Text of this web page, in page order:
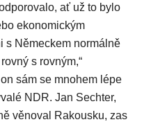
ať už to bylo
ekonomickým
s Německem normálně
s rovným,“
sám se mnohem lépe
NDR. Jan Sechter,
věnoval Rakousku, zas